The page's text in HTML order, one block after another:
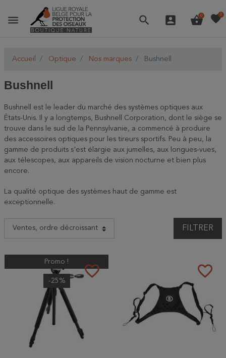
menu search account_box shopping_basket
0 favorite0
Accueil Optique Nos marques Bushnell
Bushnell
Bushnell est le leader du marché des systèmes optiques aux
États-Unis. Il y a longtemps, Bushnell Corporation, dont le siège se
trouve dans le sud de la Pennsylvanie, a commencé à produire
des accessoires optiques pour les tireurs sportifs. Peu à peu, la
gamme de produits s'est élargie aux jumelles, aux longues-vues,
aux télescopes, aux appareils de vision nocturne et bien plus
encore.
La qualité optique des systèmes haut de gamme est
exceptionnelle.
FILTRER
favorite_border
Promo !
-25%
favorite_border